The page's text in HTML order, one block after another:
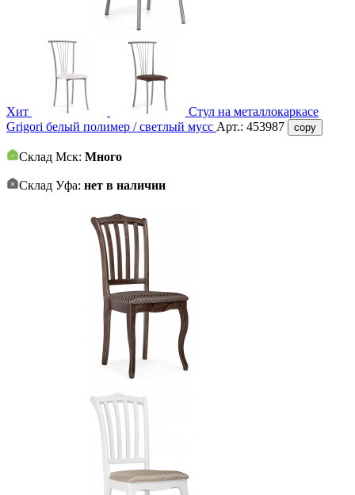
Хит
Стул на металлокаркасе
Grigori белый полимер / светлый мусс Арт.: 453987 copy
Склад Мск: Много
Склад Уфа: нет в наличии